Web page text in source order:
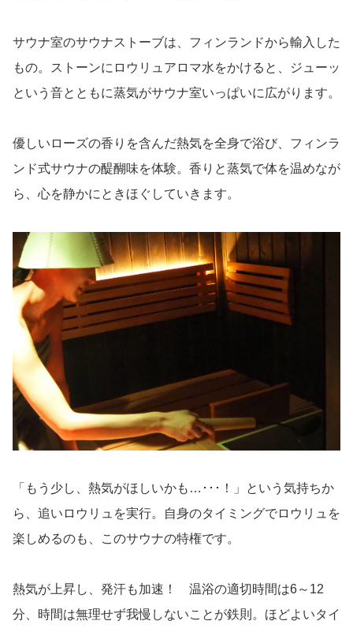
サウナ室のサウナストーブは、フィンランドから輸入した
もの。ストーンにロウリュアロマ水をかけると、ジューッ
という音とともに蒸気がサウナ室いっぱいに広がります。
優しいローズの香りを含んだ熱気を全身で浴び、フィンラ
ンド式サウナの醍醐味を体験。香りと蒸気で体を温めなが
ら、心を静かにときほぐしていきます。
「もう少し、熱気がほしいかも…･･･！」という気持ちか
ら、追いロウリュを実行。自身のタイミングでロウリュを
楽しめるのも、このサウナの特権です。
熱気が上昇し、発汗も加速！ 温浴の適切時間は6～12
分、時間は無理せず我慢しないことが鉄則。ほどよいタイ